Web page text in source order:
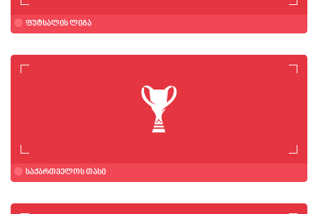
ფუტსალის ლიგა
საქართველოს თასი